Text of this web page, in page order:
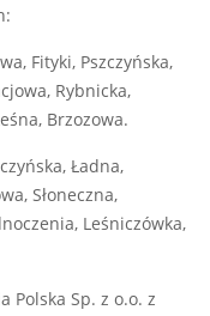
Fityki, Pszczyńska,
Rybnicka,
Brzozowa.
Ładna,
Słoneczna,
Leśniczówka,
Polska Sp. z o.o. z